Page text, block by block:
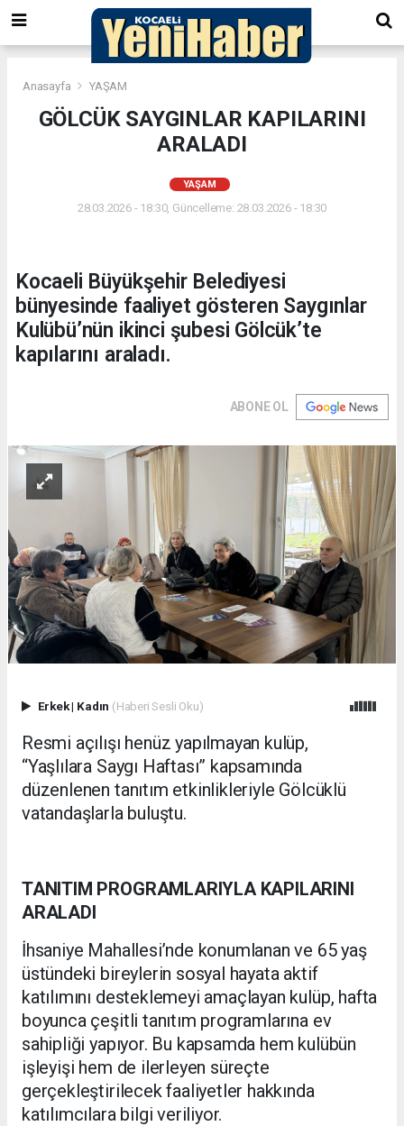
Anasayfa YAŞAM
GÖLCÜK SAYGINLAR KAPILARINI
ARALADI
YAŞAM
28.03.2026 - 18:30, Güncelleme: 28.03.2026 - 18:30
Kocaeli Büyükşehir Belediyesi
bünyesinde faaliyet gösteren Saygınlar
Kulübü’nün ikinci şubesi Gölcük’te
kapılarını araladı.
ABONE OL
Erkek| Kadın (Haberi Sesli Oku)
Resmi açılışı henüz yapılmayan kulüp,
“Yaşlılara Saygı Haftası” kapsamında
düzenlenen tanıtım etkinlikleriyle Gölcüklü
vatandaşlarla buluştu.
TANITIM PROGRAMLARIYLA KAPILARINI
ARALADI
İhsaniye Mahallesi’nde konumlanan ve 65 yaş
üstündeki bireylerin sosyal hayata aktif
katılımını desteklemeyi amaçlayan kulüp, hafta
boyunca çeşitli tanıtım programlarına ev
sahipliği yapıyor. Bu kapsamda hem kulübün
işleyişi hem de ilerleyen süreçte
gerçekleştirilecek faaliyetler hakkında
katılımcılara bilgi veriliyor.